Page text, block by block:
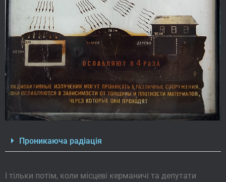
Проникаюча радіація
І тільки потім, коли місцеві керманичі та депутати